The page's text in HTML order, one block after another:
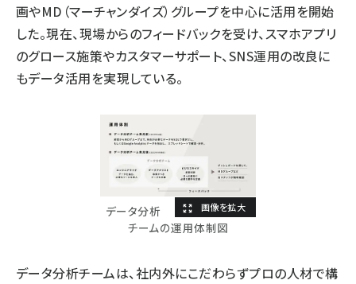
画やMD（マーチャンダイズ）グループを中心に活用を開始
した。現在、現場からのフィードバックを受け、スマホアプリ
のグロース施策やカスタマーサポート、SNS運用の改良に
もデータ活用を実現している。
データ分析
チームの運用体制図
データ分析チームは、社内外にこだわらずプロの人材で構